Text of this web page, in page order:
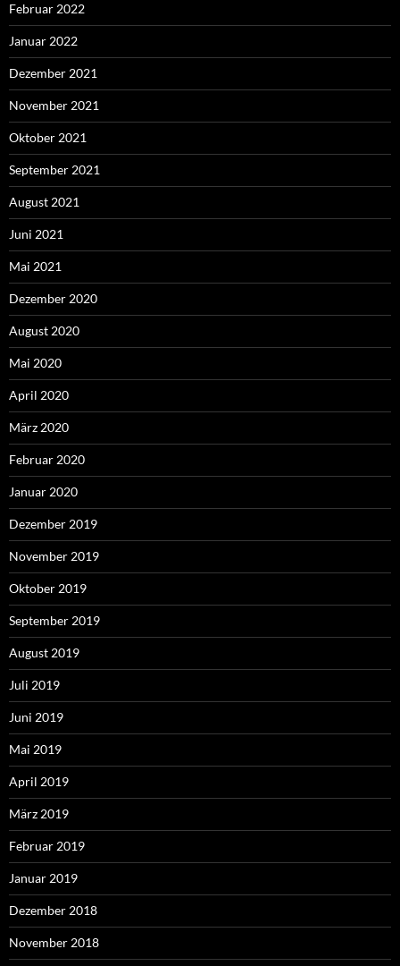
Februar 2022
Januar 2022
Dezember 2021
November 2021
Oktober 2021
September 2021
August 2021
Juni 2021
Mai 2021
Dezember 2020
August 2020
Mai 2020
April 2020
März 2020
Februar 2020
Januar 2020
Dezember 2019
November 2019
Oktober 2019
September 2019
August 2019
Juli 2019
Juni 2019
Mai 2019
April 2019
März 2019
Februar 2019
Januar 2019
Dezember 2018
November 2018